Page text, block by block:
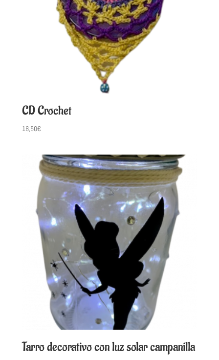
CD Crochet
16,50€
Tarro decorativo con luz solar campanilla